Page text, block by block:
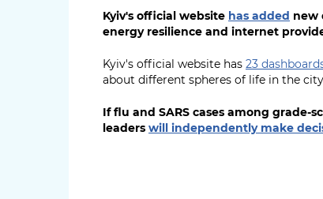
Kyiv's official website has added new
energy resilience and internet
Kyiv's official website has 23
about different spheres of life in the
If flu and SARS cases among grade-
leaders will independently make